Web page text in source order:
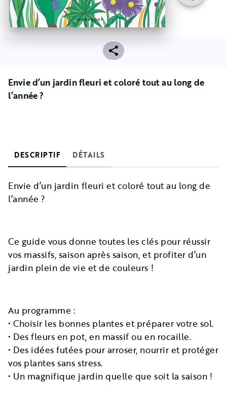
Envie d’un jardin fleuri et coloré tout au long de
l’année ?
DESCRIPTIF DÉTAILS
Envie d’un jardin fleuri et coloré tout au long de
l’année ?
Ce guide vous donne toutes les clés pour réussir
vos massifs, saison après saison, et profiter d’un
jardin plein de vie et de couleurs !
Au programme :
• Choisir les bonnes plantes et préparer votre sol.
• Des fleurs en pot, en massif ou en rocaille.
• Des idées futées pour arroser, nourrir et protéger
vos plantes sans stress.
• Un magnifique jardin quelle que soit la saison !